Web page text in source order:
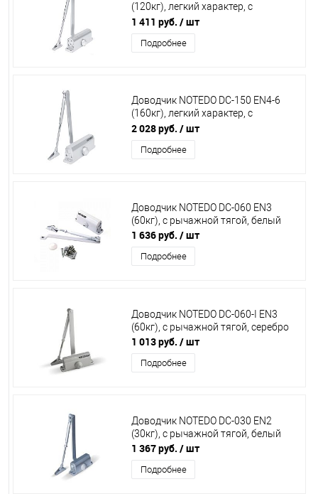
(120кг), легкий характер, с
рычажной тягой,серебро
1 411 руб. / шт
Подробнее
Доводчик NOTEDO DC-150 EN4-6
(160кг), легкий характер, с
рычажной тягой, серебро
2 028 руб. / шт
Подробнее
Доводчик NOTEDO DC-060 EN3
(60кг), с рычажной тягой, белый
1 636 руб. / шт
Подробнее
Доводчик NOTEDO DC-060-I EN3
(60кг), с рычажной тягой, серебро
1 013 руб. / шт
Подробнее
Доводчик NOTEDO DC-030 EN2
(30кг), с рычажной тягой, белый
1 367 руб. / шт
Подробнее